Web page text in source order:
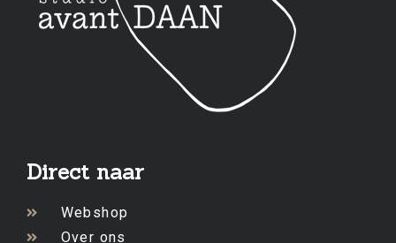
Direct naar
Webshop
Over ons